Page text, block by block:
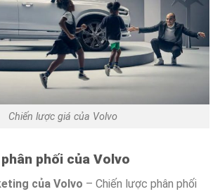
Chiến lược giá của Volvo
phối của Volvo
của Volvo – Chiến lược phân phối